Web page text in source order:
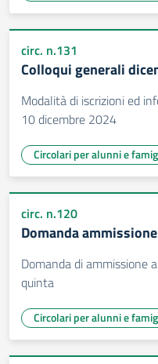
circ. n.131
Colloqui generali
Modalità di iscrizioni ed
10 dicembre 2024
Circolari per alunni e
circ. n.120
Domanda
Domanda di ammissione
quinta
Circolari per alunni e